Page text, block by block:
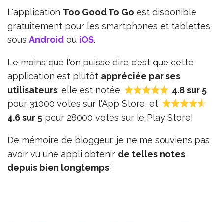
L'application Too Good To Go est disponible
gratuitement pour les smartphones et tablettes
sous Android ou iOS.
Le moins que l'on puisse dire c'est que cette
application est plutôt appréciée par ses
utilisateurs: elle est notée
4.8 sur 5
pour 31000 votes sur l'App Store, et
4.6 sur 5 pour 28000 votes sur le Play Store!
De mémoire de bloggeur, je ne me souviens pas
avoir vu une appli obtenir de telles notes
depuis bien longtemps!